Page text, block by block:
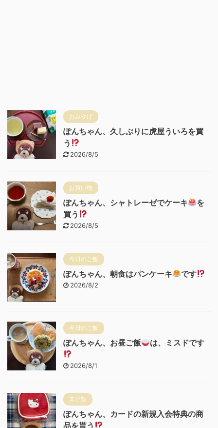
おみやげ
ぽんちゃん、久しぶりに虎屋ういろを買
う
2026/8/5
お買い物
ぽんちゃん、シャトレーゼでケーキ
を
買う
2026/8/5
今日のご飯
ぽんちゃん、朝食はパンケーキ です
2026/8/2
今日のご飯
ぽんちゃん、お昼ご飯 は、ミスドです
2026/8/1
未分類
ぽんちゃん、カードの新規入会特典の商
品を貰う